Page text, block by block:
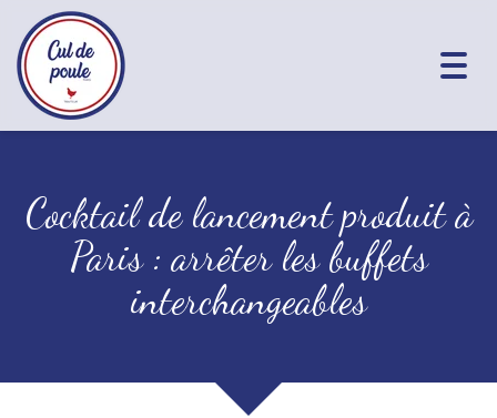
Cocktail de lancement produit à
Paris : arrêter les buffets
interchangeables